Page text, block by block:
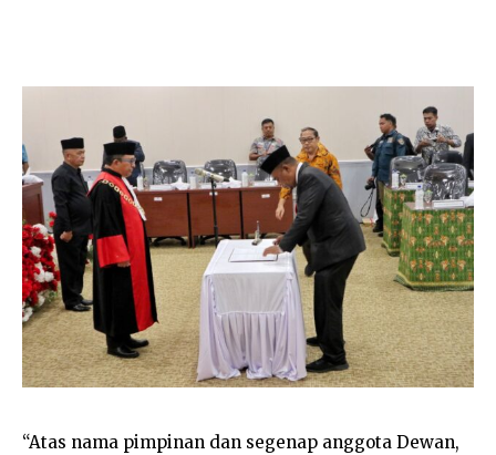
“Atas nama pimpinan dan segenap anggota Dewan,